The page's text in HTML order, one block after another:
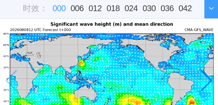
印度洋-浪高浪向叠加图
太平洋-浪高浪向叠加图
时效： 000 006 012 018 024 030 036 042
048 054 060 066 072 078 084 090
108 114 120 126 132 138
144 150 156 162 168 174 180 186
192 198 204 210 216 222 228 234